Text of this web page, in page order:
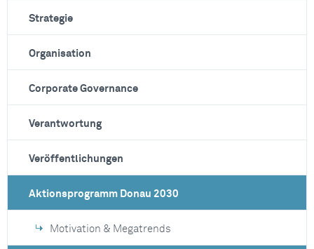
Strategie
Organisation
Corporate Governance
Verantwortung
Veröffentlichungen
Aktionsprogramm Donau 2030
Motivation & Megatrends